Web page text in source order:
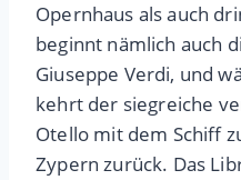
Opernhaus als auch
beginnt nämlich auch
Giuseppe Verdi, und
kehrt der siegreiche
Otello mit dem Schiff
Zypern zurück. Das